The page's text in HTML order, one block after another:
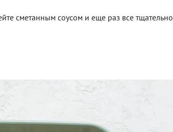
сметанным соусом и еще раз все тщательно